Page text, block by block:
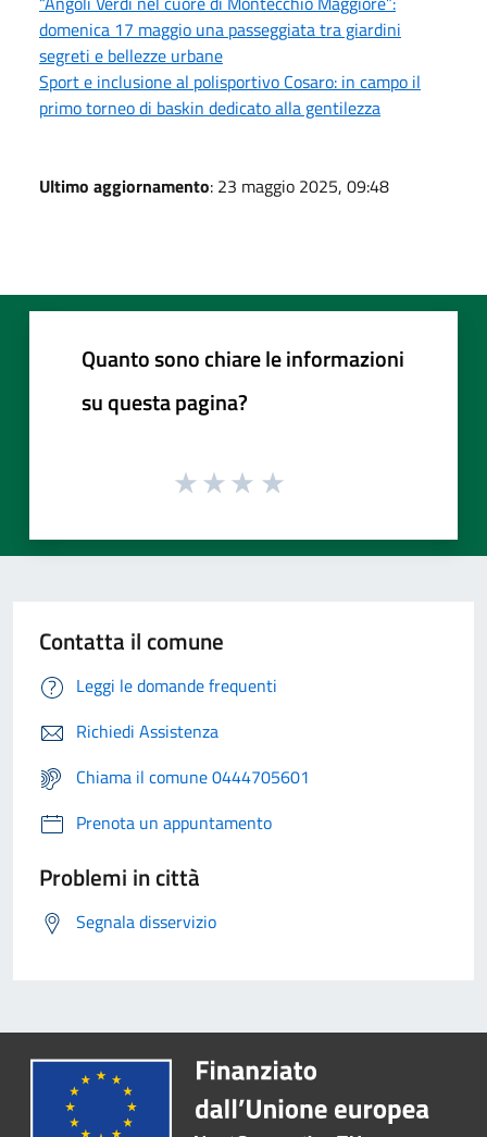
domenica 17 maggio una passeggiata tra giardini
segreti e bellezze urbane
Sport e inclusione al polisportivo Cosaro: in campo il
primo torneo di baskin dedicato alla gentilezza
Ultimo aggiornamento: 23 maggio 2025, 09:48
Quanto sono chiare le informazioni
su questa pagina?
Contatta il comune
Leggi le domande frequenti
Richiedi Assistenza
Chiama il comune 0444705601
Prenota un appuntamento
Problemi in città
Segnala disservizio